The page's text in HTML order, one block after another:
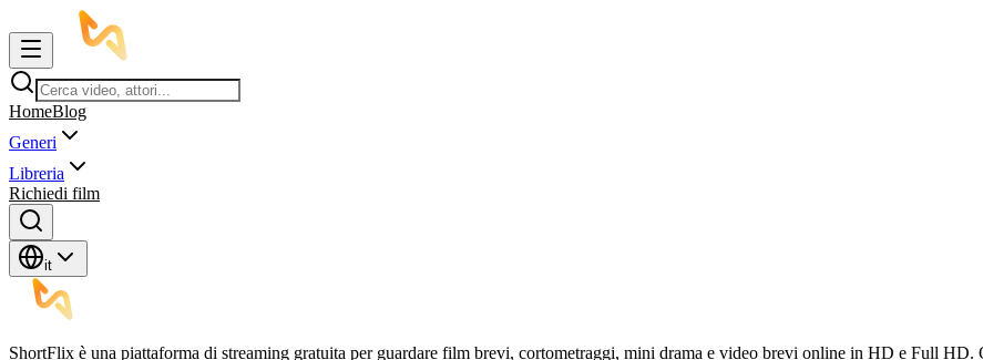
HomeBlog
Generi
Libreria
Richiedi film
it
ShortFlix è una piattaforma di streaming gratuita per guardare film brevi, cortometraggi, mini drama e video brevi online in HD e Full